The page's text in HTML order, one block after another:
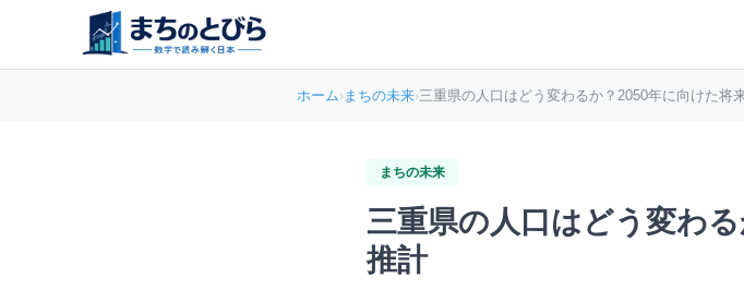
ホーム›まちの未来›三重県の人口はどう変わるか？2050年に向けた将
まちの未来
三重県の人口はどう変わ
推計